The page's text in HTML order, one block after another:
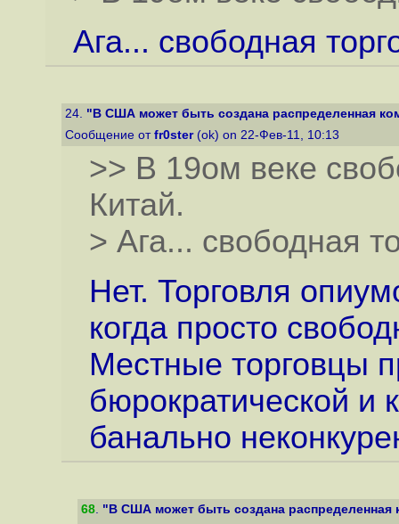
Ага... свободная
24. "В США может быть создана распределенная
Сообщение от fr0ster(ok) on 22-Фев-11, 10:13
>> В 19ом веке
Китай.
> Ага... свободная
Нет. Торговля
когда просто
Местные торговцы
бюрократической и
банально
68. "В США может быть создана распределенная